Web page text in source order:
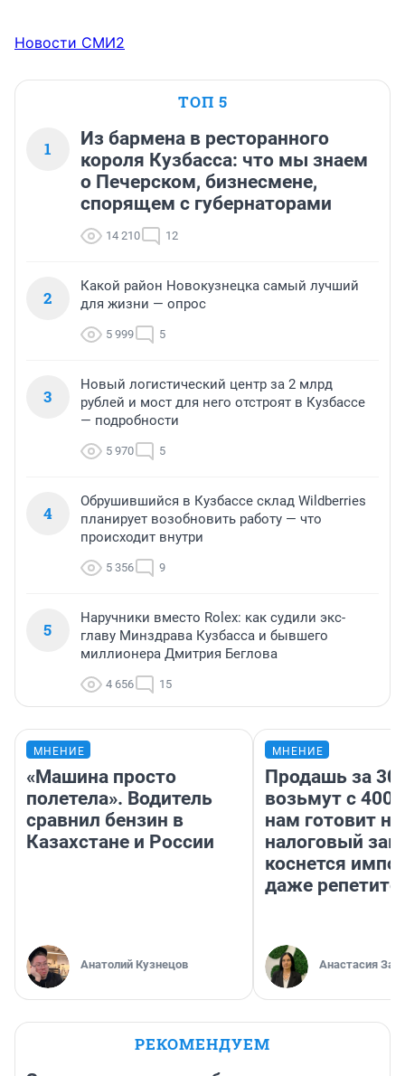
Новости СМИ2
ТОП 5
1
Из бармена в ресторанного
короля Кузбасса: что мы знаем
о Печерском, бизнесмене,
спорящем с губернаторами
14 210 12
2
Какой район Новокузнецка самый лучший
для жизни — опрос
5 999 5
3
Новый логистический центр за 2 млрд
рублей и мост для него отстроят в Кузбассе
— подробности
5 970 5
4
Обрушившийся в Кузбассе склад Wildberries
планирует возобновить работу — что
происходит внутри
5 356 9
5
Наручники вместо Rolex: как судили экс-
главу Минздрава Кузбасса и бывшего
миллионера Дмитрия Беглова
4 656 15
МНЕНИЕ
«Машина просто
полетела». Водитель
сравнил бензин в
Казахстане и России
Анатолий Кузнецов
МНЕНИЕ
Продашь за
возьмут с
нам готовит
налоговый
коснется
даже
Анастасия
РЕКОМЕНДУЕМ